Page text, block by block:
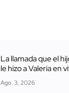
La llamada que el
le hizo a Valeria en
Ago. 3, 2026